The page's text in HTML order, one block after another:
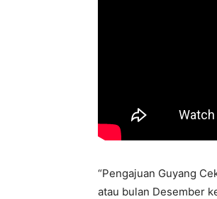
“Pengajuan Guyang
atau bulan Desember